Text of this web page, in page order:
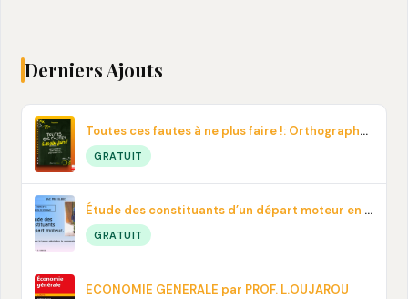
Derniers Ajouts
Toutes ces fautes à ne plus faire !: Orthographe, contresens, prononciation… En pdf
GRATUIT
Étude des constituants d’un départ moteur en PDF
GRATUIT
ECONOMIE GENERALE par PROF. L.OUJAROU